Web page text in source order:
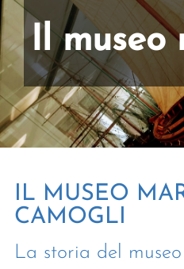
Il museo
IL MUSEO
CAMOGLI
La storia del